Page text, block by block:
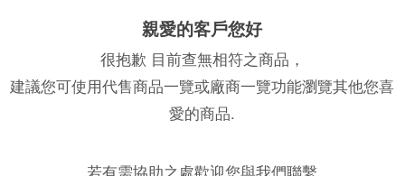
親愛的客戶您好
很抱歉 目前查無相符之商品，
建議您可使用代售商品一覽或廠商一覽功能瀏覽其他您喜
愛的商品.
若有需協助之處歡迎您與我們聯繫